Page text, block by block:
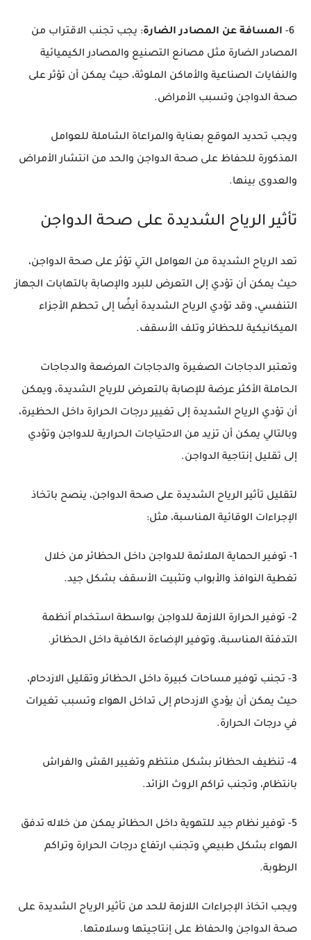
المسافة عن المصادر الضارة: يجب تجنب الاقتراب من
المصادر الضارة مثل مصانع التصنيع والمصادر الكيميائية
والنفايات الصناعية والأماكن الملوثة، حيث يمكن أن تؤثر على
صحة الدواجن وتسبب الأمراض.
ويجب تحديد الموقع بعناية والمراعاة الشاملة للعوامل
المذكورة للحفاظ على صحة الدواجن والحد من انتشار الأمراض
والعدوى بينها.
تأثير الرياح الشديدة على صحة الدواجن
تعد الرياح الشديدة من العوامل التي تؤثر على صحة الدواجن،
حيث يمكن أن تؤدي إلى التعرض للبرد والإصابة بالتهابات الجهاز
التنفسي، وقد تؤدي الرياح الشديدة أيضًا إلى تحطم الأجزاء
الميكانيكية للحظائر وتلف الأسقف.
وتعتبر الدجاجات الصغيرة والدجاجات المرضعة والدجاجات
الحاملة الأكثر عرضة للإصابة بالتعرض للرياح الشديدة، ويمكن
أن تؤدي الرياح الشديدة إلى تغيير درجات الحرارة داخل الحظيرة،
وبالتالي يمكن أن تزيد من الاحتياجات الحرارية للدواجن وتؤدي
إلى تقليل إنتاجية الدواجن.
لتقليل تأثير الرياح الشديدة على صحة الدواجن، ينصح باتخاذ
الإجراءات الوقائية المناسبة، مثل:
1- توفير الحماية الملائمة للدواجن داخل الحظائر من خلال
تغطية النوافذ والأبواب وتثبيت الأسقف بشكل جيد.
2- توفير الحرارة اللازمة للدواجن بواسطة استخدام أنظمة
التدفئة المناسبة، وتوفير الإضاءة الكافية داخل الحظائر.
3- تجنب توفير مساحات كبيرة داخل الحظائر وتقليل الازدحام،
حيث يمكن أن يؤدي الازدحام إلى تداخل الهواء وتسبب تغيرات
في درجات الحرارة.
4- تنظيف الحظائر بشكل منتظم وتغيير القش والفراش
بانتظام، وتجنب تراكم الروث الزائد.
5- توفير نظام جيد للتهوية داخل الحظائر يمكن من خلاله تدفق
الهواء بشكل طبيعي وتجنب ارتفاع درجات الحرارة وتراكم
الرطوبة.
ويجب اتخاذ الإجراءات اللازمة للحد من تأثير الرياح الشديدة على
صحة الدواجن والحفاظ على إنتاجيتها وسلامتها.